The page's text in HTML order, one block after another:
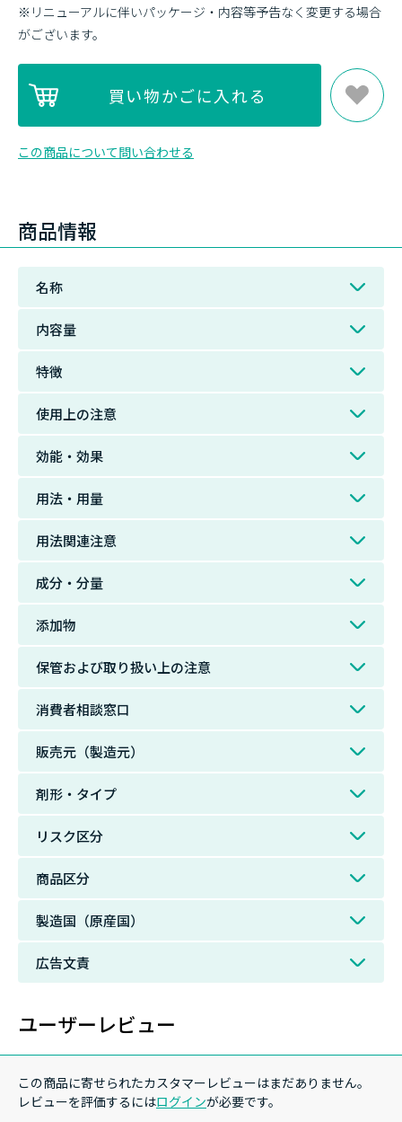
※リニューアルに伴いパッケージ・内容等予告なく変更する場合
がございます。
この商品について問い合わせる
商品情報
名称
内容量
特徴
使用上の注意
効能・効果
用法・用量
用法関連注意
成分・分量
添加物
保管および取り扱い上の注意
消費者相談窓口
販売元（製造元）
剤形・タイプ
リスク区分
商品区分
製造国（原産国）
広告文責
ユーザーレビュー
この商品に寄せられたカスタマーレビューはまだありません。
レビューを評価するにはログインが必要です。